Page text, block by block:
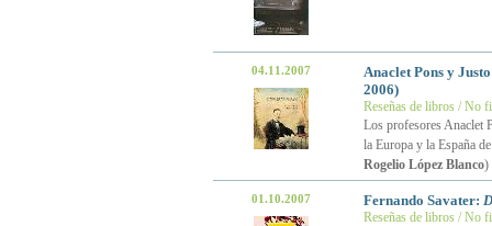
04.11.2007
Anaclet Pons y
2006)
Reseñas de libros / No
Los profesores Anaclet
la Europa y la España
Rogelio López Blanco)
01.10.2007 Fernando Savater:
Reseñas de libros / No